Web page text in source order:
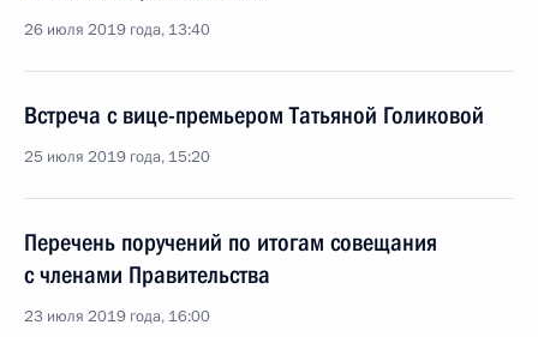
26 июля 2019 года, 13:40
Встреча с вице-премьером Татьяной Голиковой
25 июля 2019 года, 15:20
Перечень поручений по итогам совещания
с членами Правительства
23 июля 2019 года, 16:00